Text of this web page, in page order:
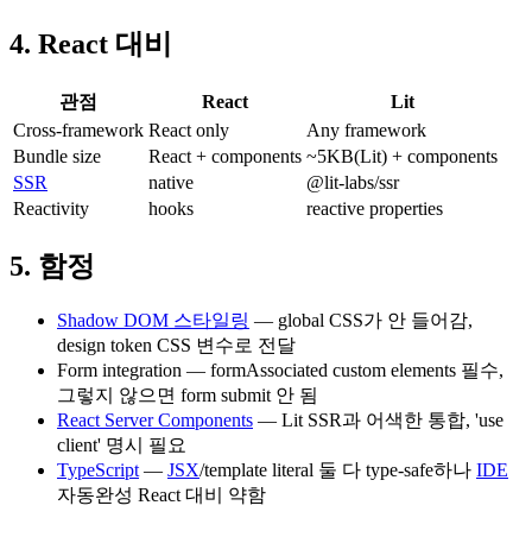
4. React 대비
관점 React
Lit
Cross-framework React only
Any framework
Bundle size
React + components ~5KB(Lit) + components
SSR
native
@lit-labs/ssr
Reactivity
hooks reactive properties
5. 함정
Shadow DOM 스타일링 — global CSS가 안 들어감,
design token CSS 변수로 전달
Form integration — formAssociated custom elements 필수,
그렇지 않으면 form submit 안 됨
React Server Components — Lit SSR과 어색한 통합, 'use
client' 명시 필요
TypeScript — JSX/template literal 둘 다 type-safe하나 IDE
자동완성 React 대비 약함